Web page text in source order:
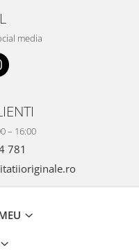
media
– 16:00
781